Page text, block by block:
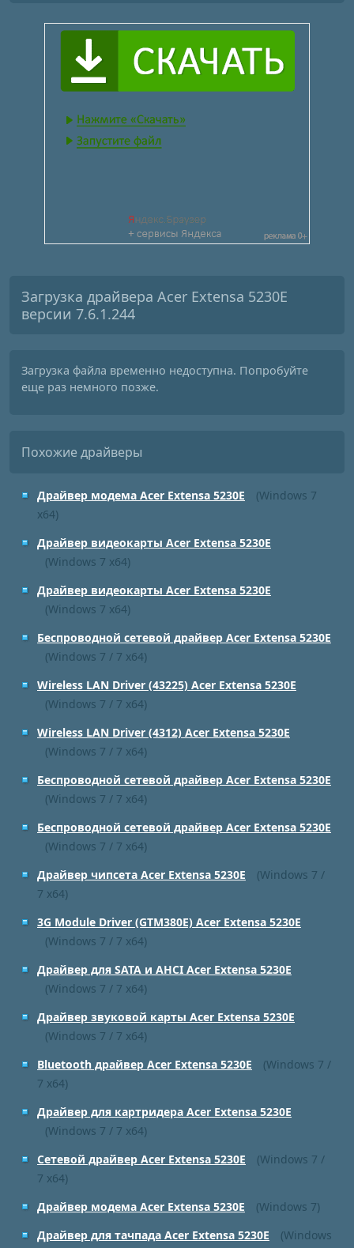
Загрузка драйвера Acer Extensa 5230E
версии 7.6.1.244
Загрузка файла временно недоступна. Попробуйте
еще раз немного позже.
Похожие драйверы
Драйвер модема Acer Extensa 5230E
(Windows 7
x64)
Драйвер видеокарты Acer Extensa 5230E
(Windows 7 x64)
Драйвер видеокарты Acer Extensa 5230E
(Windows 7 x64)
Беспроводной сетевой драйвер Acer Extensa 5230E
(Windows 7 / 7 x64)
Wireless LAN Driver (43225) Acer Extensa 5230E
(Windows 7 / 7 x64)
Wireless LAN Driver (4312) Acer Extensa 5230E
(Windows 7 / 7 x64)
Беспроводной сетевой драйвер Acer Extensa 5230E
(Windows 7 / 7 x64)
Беспроводной сетевой драйвер Acer Extensa 5230E
(Windows 7 / 7 x64)
Драйвер чипсета Acer Extensa 5230E
(Windows 7 /
7 x64)
3G Module Driver (GTM380E) Acer Extensa 5230E
(Windows 7 / 7 x64)
Драйвер для SATA и AHCI Acer Extensa 5230E
(Windows 7 / 7 x64)
Драйвер звуковой карты Acer Extensa 5230E
(Windows 7 / 7 x64)
Bluetooth драйвер Acer Extensa 5230E
(Windows 7 /
7 x64)
Драйвер для картридера Acer Extensa 5230E
(Windows 7 / 7 x64)
Сетевой драйвер Acer Extensa 5230E
(Windows 7 /
7 x64)
Драйвер модема Acer Extensa 5230E
(Windows 7)
Драйвер для тачпада Acer Extensa 5230E
(Windows